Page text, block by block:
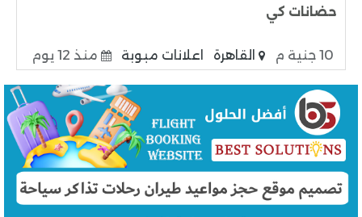
حضانات كي
10 جنية م القاهرة اعلانات مبوبة منذ 12 يوم